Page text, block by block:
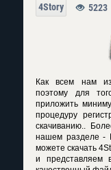
4Story 5223
Как всем нам
поэтому для
приложить
процедуру
скачиванию..
нашем разделе -
можете скачать
и представляем